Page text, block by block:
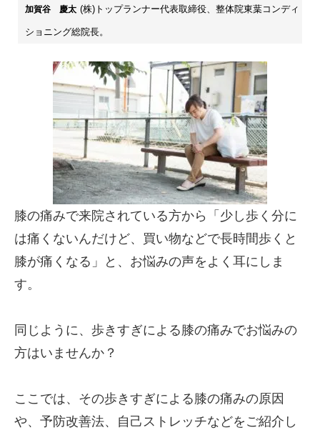
加賀谷 慶太 (株)トップランナー代表取締役、整体院東葉コンディ
ショニング総院長。
膝の痛みで来院されている方から「少し歩く分に
は痛くないんだけど、買い物などで長時間歩くと
膝が痛くなる」と、お悩みの声をよく耳にしま
す。
同じように、歩きすぎによる膝の痛みでお悩みの
方はいませんか？
ここでは、その歩きすぎによる膝の痛みの原因
や、予防改善法、自己ストレッチなどをご紹介し